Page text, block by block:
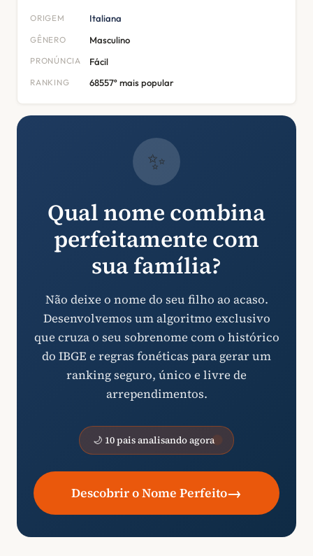
ORIGEM Italiana
GÊNERO Masculino
PRONÚNCIA Fácil
RANKING 68557º mais popular
✨
Qual nome combina
perfeitamente com
sua família?
Não deixe o nome do seu filho ao acaso.
Desenvolvemos um algoritmo exclusivo
que cruza o seu sobrenome com o histórico
do IBGE e regras fonéticas para gerar um
ranking seguro, único e livre de
arrependimentos.
🌙 10 pais analisando agora
Descobrir o Nome Perfeito→